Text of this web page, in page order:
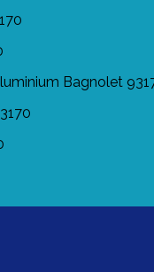
Bagnolet